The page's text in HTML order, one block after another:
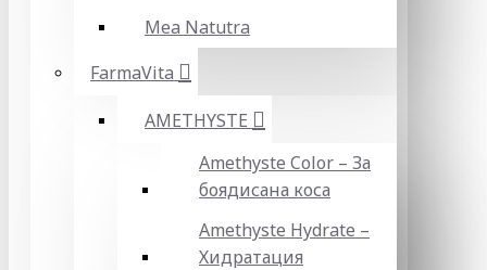
Mea Natutra
FarmaVita
AMETHYSTE
Amethyste Color – За
боядисана коса
Amethyste Hydrate –
Хидратация